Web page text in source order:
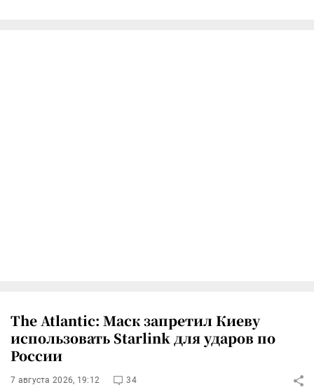
The Atlantic: Маск запретил Киеву
использовать Starlink для ударов по
России
7 августа 2026, 19:12 34